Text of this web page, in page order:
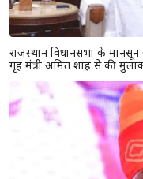
राजस्थान विधानसभा के
गृह मंत्री अमित शाह से की